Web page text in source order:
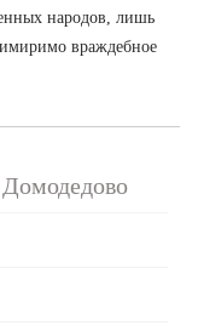
народов, лишь
враждебное